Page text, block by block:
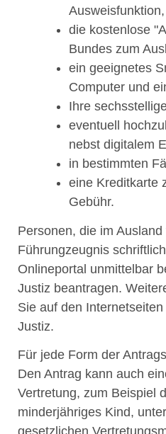
Ausweisfunktion,
die kostenlose
Bundes zum
ein geeignetes
Computer und
Ihre
eventuell
nebst digitalem
in bestimmten
eine Kreditkarte
Gebühr.
Personen, die im
Führungzeugnis
Onlineportal unmittelbar
Justiz beantragen.
Sie auf den Internetseiten
Justiz.
Für jede Form der
Den Antrag kann auch
Vertretung, zum Beispiel
minderjähriges Kind,